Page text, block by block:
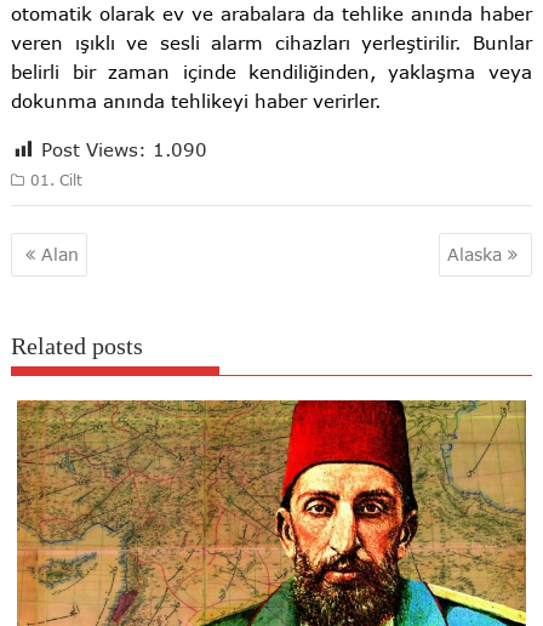
otomatik olarak ev ve arabalara da tehlike anında haber
veren ışıklı ve sesli alarm cihazları yerleştirilir. Bunlar
belirli bir zaman içinde kendiliğinden, yaklaşma veya
dokunma anında tehlikeyi haber verirler.
Post Views: 1.090
01. Cilt
Yazı
gezinmesi
Alan Alaska
Related posts